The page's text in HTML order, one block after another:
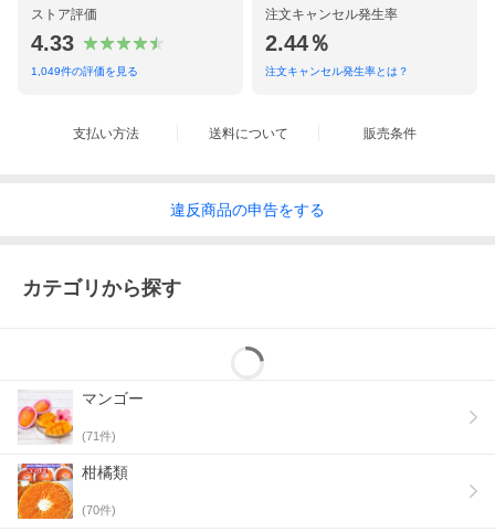
ストア評価
4.33
1,049件の評価を見る
注文キャンセル発生率
2.44％
注文キャンセル発生率とは？
支払い方法 送料について 販売条件
違反商品の申告をする
カテゴリから探す
マンゴー
(71件)
柑橘類
(70件)